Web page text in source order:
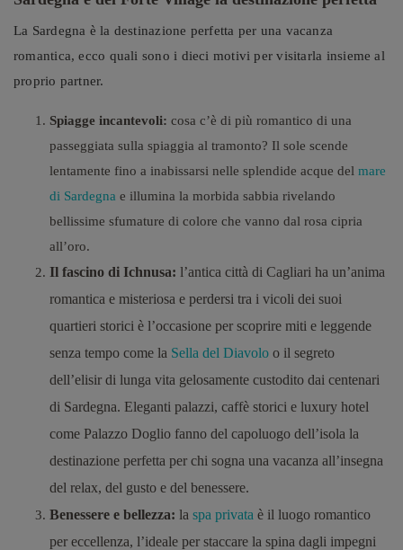
La Sardegna è la destinazione perfetta per una vacanza
romantica, ecco quali sono i dieci motivi per visitarla insieme al
proprio partner.
Spiagge incantevoli: cosa c’è di più romantico di una
passeggiata sulla spiaggia al tramonto? Il sole scende
lentamente fino a inabissarsi nelle splendide acque del mare
di Sardegna e illumina la morbida sabbia rivelando
bellissime sfumature di colore che vanno dal rosa cipria
all’oro.
Il fascino di Ichnusa: l’antica città di Cagliari ha un’anima
romantica e misteriosa e perdersi tra i vicoli dei suoi
quartieri storici è l’occasione per scoprire miti e leggende
senza tempo come la Sella del Diavolo o il segreto
dell’elisir di lunga vita gelosamente custodito dai centenari
di Sardegna. Eleganti palazzi, caffè storici e luxury hotel
come Palazzo Doglio fanno del capoluogo dell’isola la
destinazione perfetta per chi sogna una vacanza all’insegna
del relax, del gusto e del benessere.
Benessere e bellezza: la spa privata è il luogo romantico
per eccellenza, l’ideale per staccare la spina dagli impegni